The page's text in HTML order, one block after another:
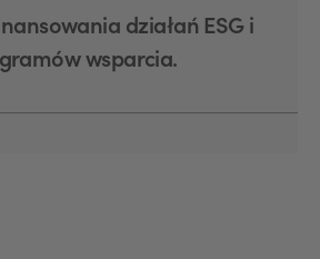
działań ESG i
wsparcia.